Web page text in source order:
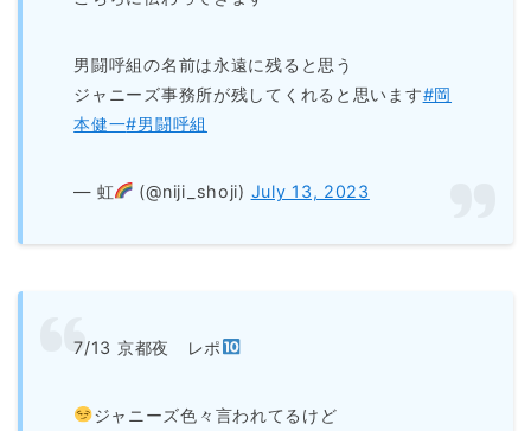
男闘呼組の名前は永遠に残ると思う
ジャニーズ事務所が残してくれると思います#岡
本健一#男闘呼組
— 虹 (@niji_shoji) July 13, 2023
7/13 京都夜 レポ
ジャニーズ色々言われてるけど